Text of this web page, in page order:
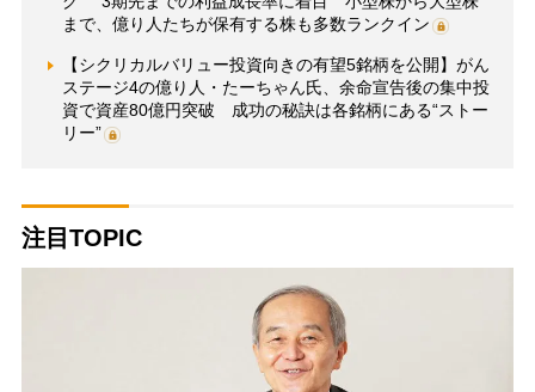
まで、億り人たちが保有する株も多数ランクイン
【シクリカルバリュー投資向きの有望5銘柄を公開】がん
ステージ4の億り人・たーちゃん氏、余命宣告後の集中投
資で資産80億円突破 成功の秘訣は各銘柄にある“ストー
リー”
注目TOPIC